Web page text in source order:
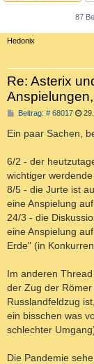
87
Hedonix
Re: Asterix
Beitrag: # 68017B
i
t
g
29.
Ein paar Sachen,
6/2 - der
wichtiger
8/5 - die Jurte ist
eine Anspielung
24/3 - die
eine Anspielung
Erde" (in
Im anderen
der Zug der
Russlandfeldzug
ein bisschen was
schlechter
Die Pandemie